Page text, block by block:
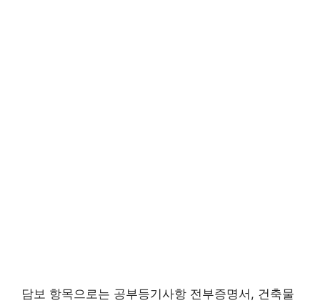
담보 항목으로는 공부등기사항 전부증명서, 건축물